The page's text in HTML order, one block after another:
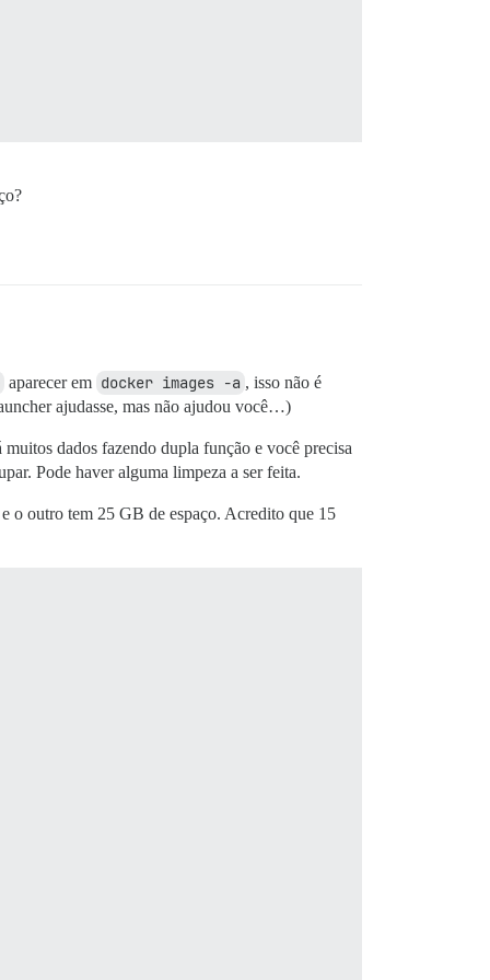
aparecer em docker images -a , isso não é
ajudasse, mas não ajudou você…)
dados fazendo dupla função e você precisa
Pode haver alguma limpeza a ser feita.
o outro tem 25 GB de espaço. Acredito que 15